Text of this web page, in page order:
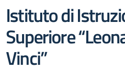
Istituto di
Superiore
Vinci”